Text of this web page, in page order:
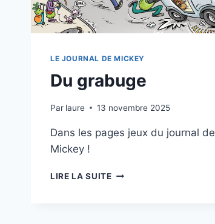
LE JOURNAL DE MICKEY
Du grabuge
Par laure 13 novembre 2025
Dans les pages jeux du journal de
Mickey !
LIRE LA SUITEDU